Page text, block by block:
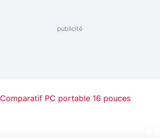
Comparatif PC portable 16 pouces